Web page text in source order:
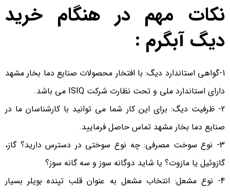
نکات مهم در هنگام خرید
دیگ آبگرم :
1-گواهی استاندارد دیگ: با افتخار محصولات صنایع دما بخار مشهد
دارای استاندارد ملی و تحت نظارت شرکت ISIQ می باشد.
2- ظرفیت دیگ: برای این کار شما می توانید با کارشناسان ما در
صنایع دما بخار مشهد تماس حاصل فرمایید.
3- نوع سوخت مصرفی: چه نوع سوختی در دسترس دارید؟ گاز،
گازوئیل یا مازوت؟ یا شاید دوگانه سوز و سه گانه سوز؟
4- نوع مشعل: انتخاب مشعل به عنوان قلب تپنده بویلر بسیار